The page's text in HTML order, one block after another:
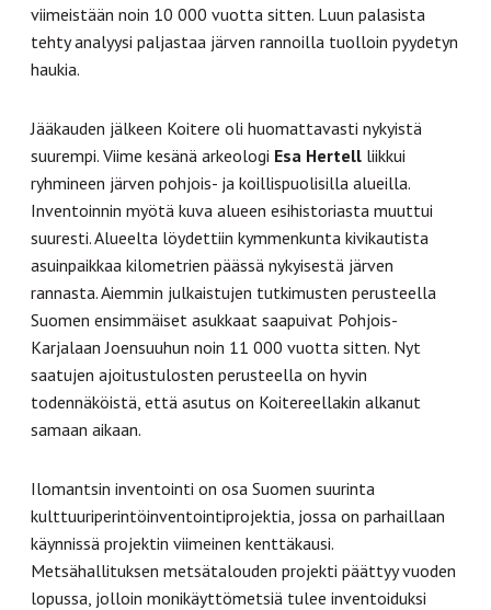
viimeistään noin 10 000 vuotta sitten. Luun palasista
tehty analyysi paljastaa järven rannoilla tuolloin pyydetyn
haukia.
Jääkauden jälkeen Koitere oli huomattavasti nykyistä
suurempi. Viime kesänä arkeologi Esa Hertell liikkui
ryhmineen järven pohjois- ja koillispuolisilla alueilla.
Inventoinnin myötä kuva alueen esihistoriasta muuttui
suuresti. Alueelta löydettiin kymmenkunta kivikautista
asuinpaikkaa kilometrien päässä nykyisestä järven
rannasta. Aiemmin julkaistujen tutkimusten perusteella
Suomen ensimmäiset asukkaat saapuivat Pohjois-
Karjalaan Joensuuhun noin 11 000 vuotta sitten. Nyt
saatujen ajoitustulosten perusteella on hyvin
todennäköistä, että asutus on Koitereellakin alkanut
samaan aikaan.
Ilomantsin inventointi on osa Suomen suurinta
kulttuuriperintöinventointiprojektia, jossa on parhaillaan
käynnissä projektin viimeinen kenttäkausi.
Metsähallituksen metsätalouden projekti päättyy vuoden
lopussa, jolloin monikäyttömetsiä tulee inventoiduksi